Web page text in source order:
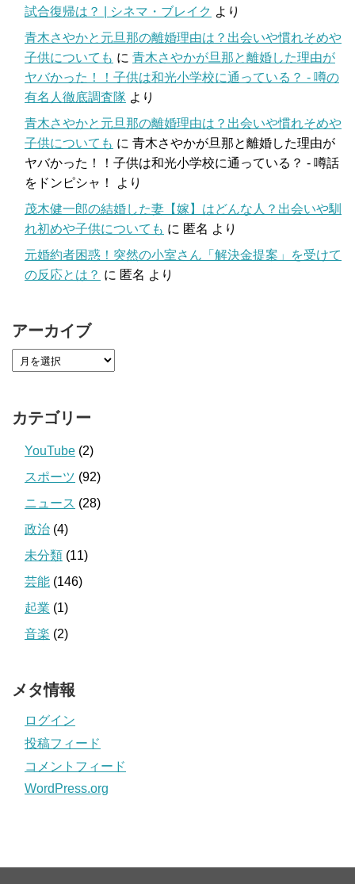
試合復帰は？ | シネマ・ブレイク より
青木さやかと元旦那の離婚理由は？出会いや慣れそめや
子供についても に 青木さやかが旦那と離婚した理由が
ヤバかった！！子供は和光小学校に通っている？ - 噂の
有名人徹底調査隊 より
青木さやかと元旦那の離婚理由は？出会いや慣れそめや
子供についても に 青木さやかが旦那と離婚した理由が
ヤバかった！！子供は和光小学校に通っている？ - 噂話
をドンピシャ！
より
茂木健一郎の結婚した妻【嫁】はどんな人？出会いや馴
れ初めや子供についても に 匿名 より
元婚約者困惑！突然の小室さん「解決金提案」を受けて
の反応とは？ に 匿名 より
アーカイブ
カテゴリー
YouTube (2)
スポーツ (92)
ニュース (28)
政治 (4)
未分類 (11)
芸能 (146)
起業 (1)
音楽 (2)
メタ情報
ログイン
投稿フィード
コメントフィード
WordPress.org